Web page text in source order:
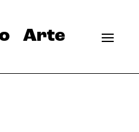
Arte